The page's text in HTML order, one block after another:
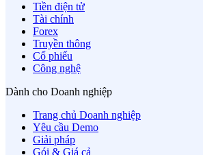
Tiền điện tử
Tài chính
Forex
Truyền thông
Cổ phiếu
Công nghệ
Dành cho Doanh nghiệp
Trang chủ Doanh nghiệp
Yêu cầu Demo
Giải pháp
Gói & Giá cả